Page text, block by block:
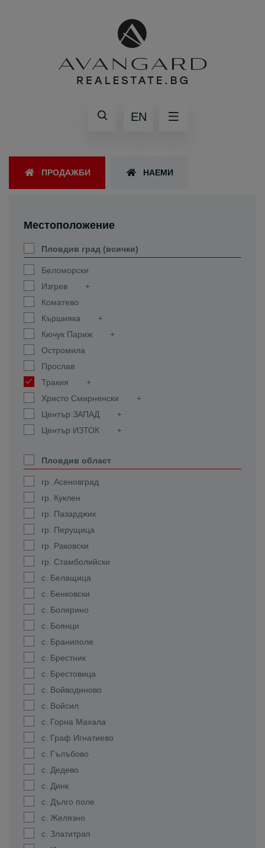
EN
ПРОДАЖБИ НАЕМИ
Местоположение
Пловдив град (всички)
Беломорски
Изгрев
Коматево
Кършияка
Кючук Париж
Остромила
Прослав
Тракия
Христо Смирненски
Център ЗАПАД
Център ИЗТОК
Пловдив област
гр. Асеновград
гр. Куклен
гр. Пазарджик
гр. Перущица
гр. Раковски
гр. Стамболийски
с. Белащица
с. Бенковски
с. Болярино
с. Боянци
с. Браниполе
с. Брестник
с. Брестовица
с. Войводиново
с. Войсил
с. Горна Махала
с. Граф Игнатиево
с. Гълъбово
с. Дедево
с. Динк
с. Дълго поле
с. Желязно
с. Златитрап